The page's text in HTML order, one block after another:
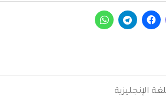
الإنجليزية